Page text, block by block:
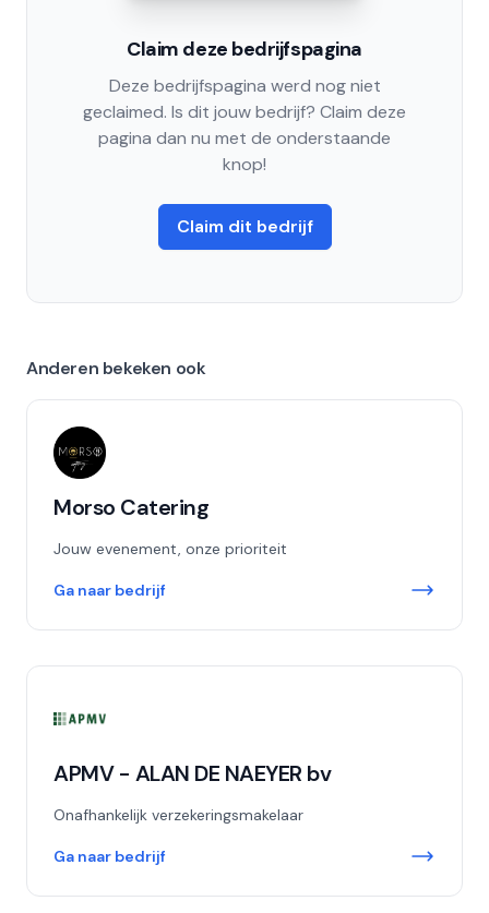
Claim deze bedrijfspagina
Deze bedrijfspagina werd nog niet
geclaimed. Is dit jouw bedrijf? Claim deze
pagina dan nu met de onderstaande
knop!
Claim dit bedrijf
Anderen bekeken ook
Morso Catering
Jouw evenement, onze prioriteit
Ga naar bedrijf
APMV - ALAN DE NAEYER bv
Onafhankelijk verzekeringsmakelaar
Ga naar bedrijf